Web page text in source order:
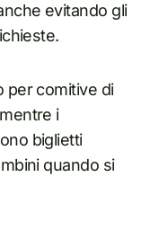
evitando gli
per comitive di
i
biglietti
quando si